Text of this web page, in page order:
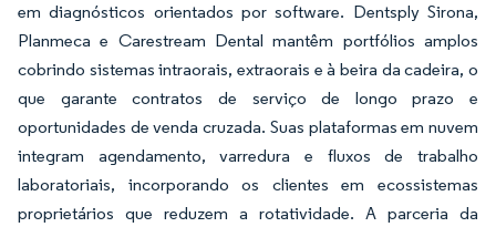
em diagnósticos orientados por software. Dentsply Sirona,
Planmeca e Carestream Dental mantêm portfólios amplos
cobrindo sistemas intraorais, extraorais e à beira da cadeira, o
que garante contratos de serviço de longo prazo e
oportunidades de venda cruzada. Suas plataformas em nuvem
integram agendamento, varredura e fluxos de trabalho
laboratoriais, incorporando os clientes em ecossistemas
proprietários que reduzem a rotatividade. A parceria da